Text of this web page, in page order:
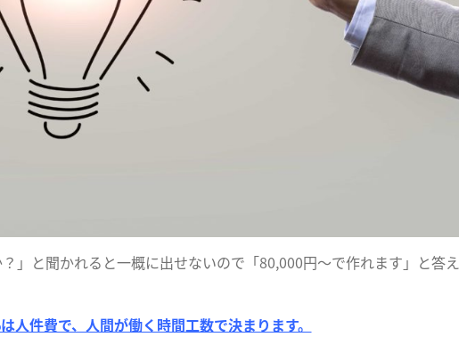
」と聞かれると一概に出せないので「80,000円〜で作れます」と答
人件費で、人間が働く時間工数で決まります。